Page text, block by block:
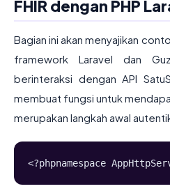
FHIR dengan PHP
Bagian ini akan menyajikan
framework Laravel dan
berinteraksi dengan API
membuat fungsi untuk
merupakan langkah awal
<?phpnamespace